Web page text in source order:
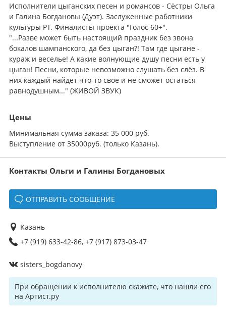
Исполнители цыганских песен и романсов - Сёстры Ольга
и Галина Богдановы (Дуэт). Заслуженные работники
культуры РТ. Финалисты проекта "Голос 60+".
"...Разве может быть настоящий праздник без звона
бокалов шампанского, да без цыган?! Там где цыгане -
кураж и веселье! А какие волнующие душу песни есть у
цыган! Песни, которые невозможно слушать без слёз. В
них каждый найдёт что-то своё и не сможет остаться
равнодушным..." (ЖИВОЙ ЗВУК)
Цены
Минимальная сумма заказа: 35 000 руб.
Выступление от 35000руб. (только Казань).
Контакты Ольги и Галины Богдановых
ОТПРАВИТЬ СООБЩЕНИЕ
Казань
+7 (919) 633-42-86, +7 (917) 873-03-47
sisters_bogdanovy
При обращении к исполнителю скажите, что нашли его
на Артист.ру